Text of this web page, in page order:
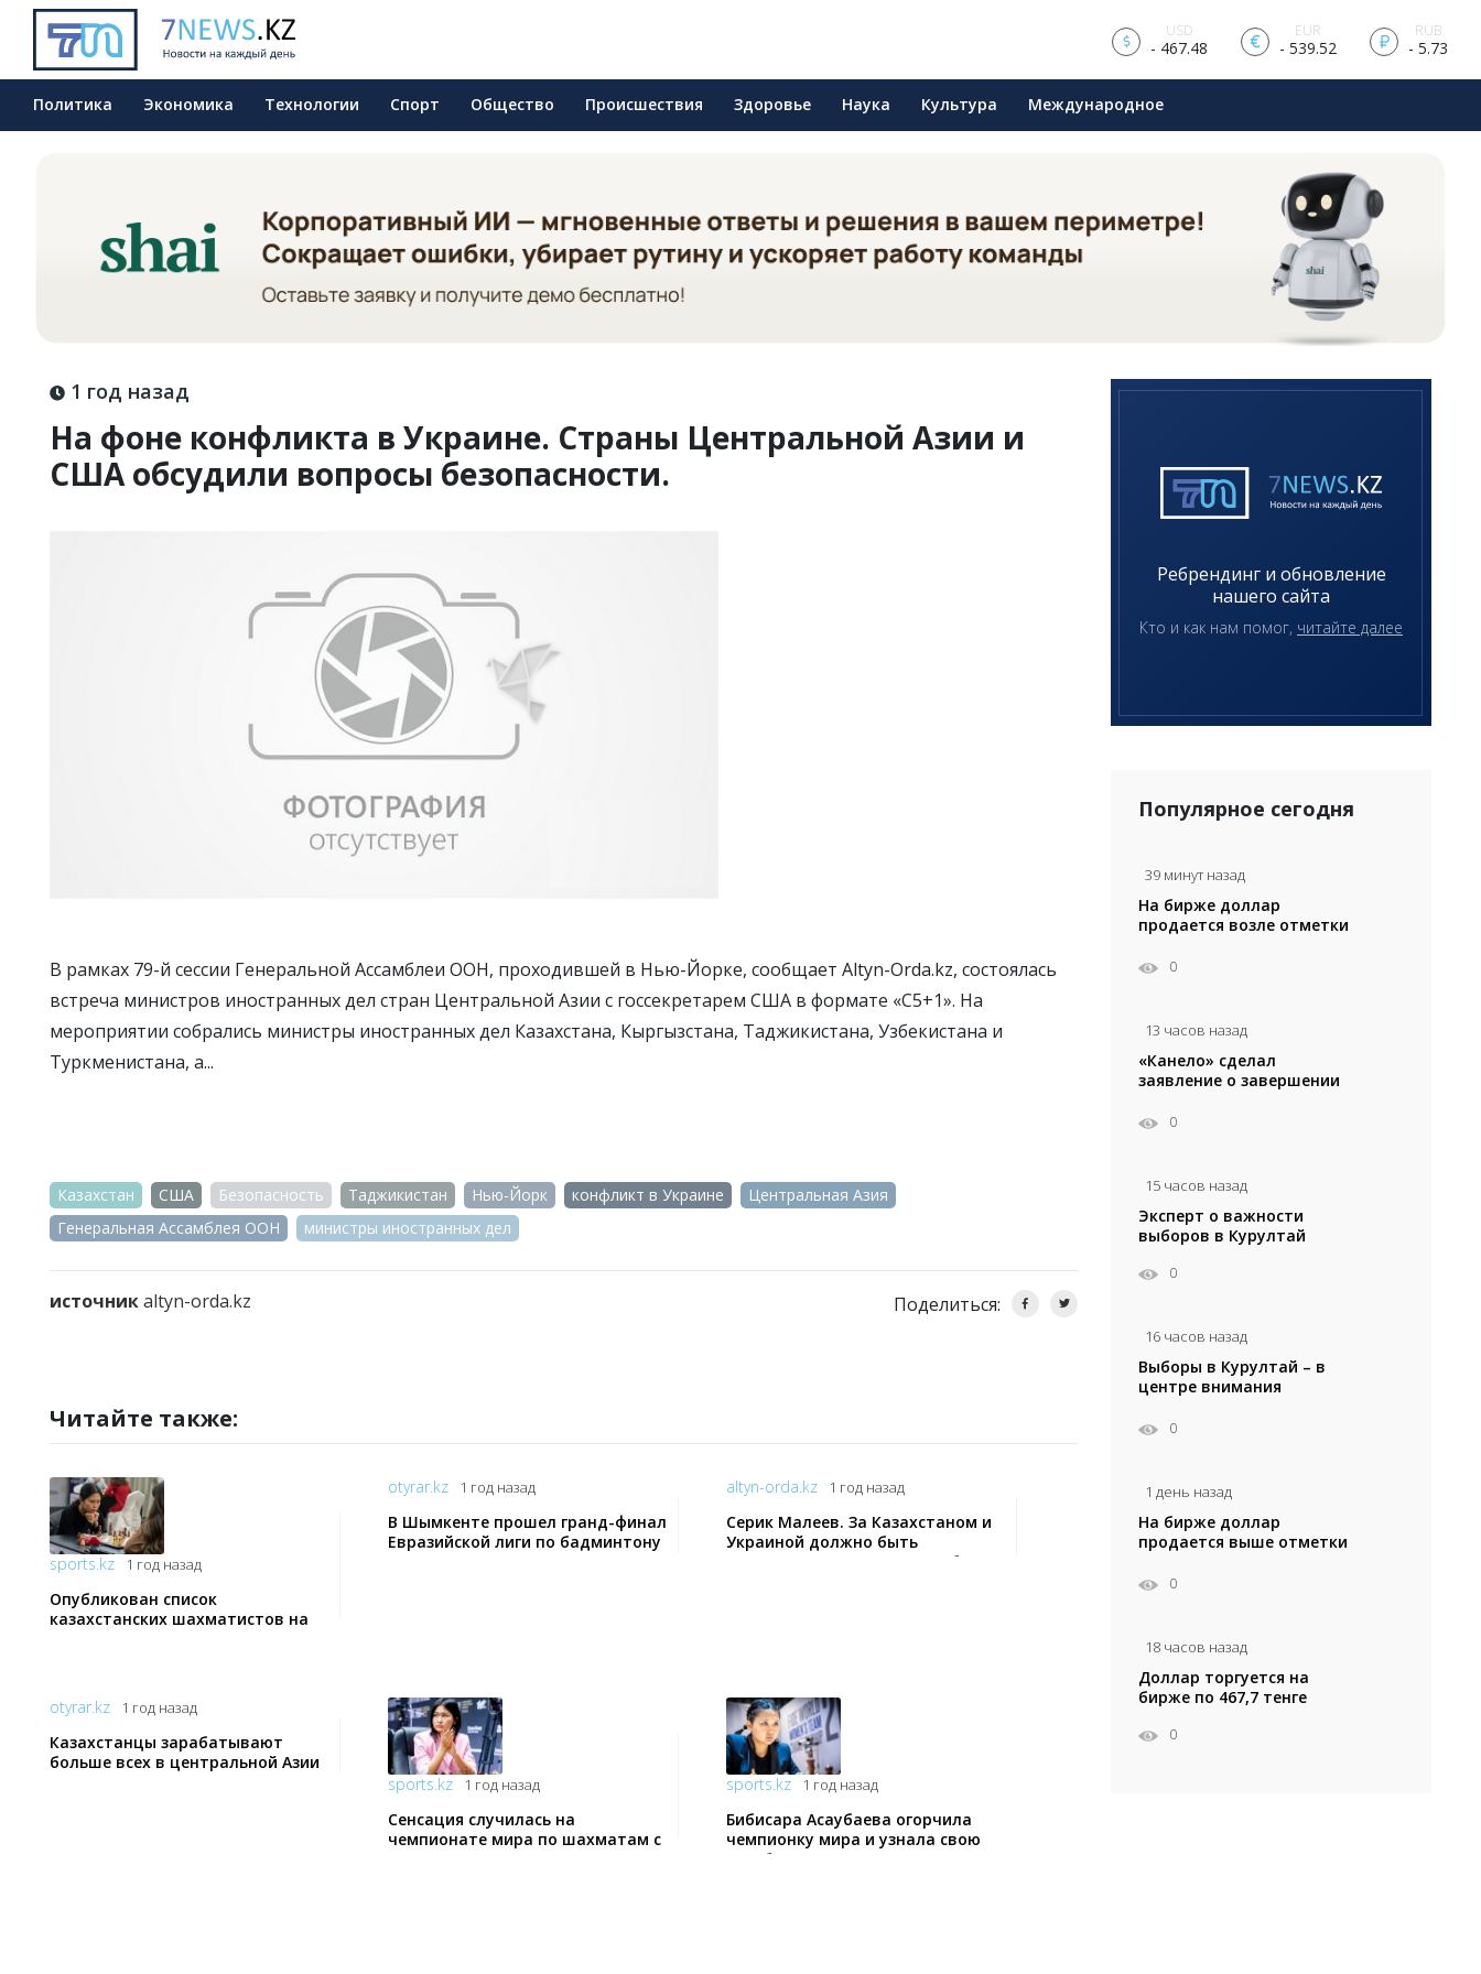
USD
- 467.48
EUR
- 539.52
RUB
- 5.73
Политика Экономика Технологии Спорт Общество Происшествия Здоровье Наука Культура Международное
1 год назад
На фоне конфликта в Украине. Страны Центральной Азии и
США обсудили вопросы безопасности.
В рамках 79-й сессии Генеральной Ассамблеи ООН, проходившей в Нью-Йорке, сообщает Altyn-Orda.kz, состоялась
встреча министров иностранных дел стран Центральной Азии с госсекретарем США в формате «С5+1». На
мероприятии собрались министры иностранных дел Казахстана, Кыргызстана, Таджикистана, Узбекистана и
Туркменистана, а...
Казахстан США Безопасность Таджикистан Нью-Йорк конфликт в Украине
Центральная Азия
Генеральная Ассамблея ООН
министры иностранных дел
источникaltyn-orda.kz Поделиться:
Читайте также:
sports.kz 1 год назад
Опубликован список
казахстанских шахматистов на
otyrar.kz 1 год назад
В Шымкенте прошел гранд-финал
Евразийской лиги по бадминтону
altyn-orda.kz 1 год назад
Серик Малеев. За Казахстаном и
Украиной должно быть
закреплено право на разработку
otyrar.kz 1 год назад
Казахстанцы зарабатывают
больше всех в центральной Азии
sports.kz
1 год назад
Сенсация случилась на
чемпионате мира по шахматам с
sports.kz 1 год назад
Бибисара Асаубаева огорчила
чемпионку мира и узнала свою
судьбу на ЧМ-2024 по рапиду
Ребрендинг и обновление
нашего сайта
Кто и как нам помог, читайте далее
Популярное сегодня
39 минут назад
На бирже доллар
продается возле отметки
0
13 часов назад
«Канело» сделал
заявление о завершении
0
15 часов назад
Эксперт о важности
выборов в Курултай
0
16 часов назад
Выборы в Курултай – в
центре внимания
0
1 день назад
На бирже доллар
продается выше отметки
0
18 часов назад
Доллар торгуется на
бирже по 467,7 тенге
0